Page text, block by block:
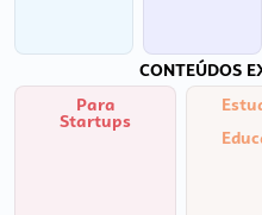
CONTEÚDOS
Para
Startups